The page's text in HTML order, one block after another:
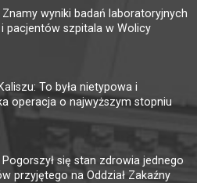
Znamy wyniki badań laboratoryjnych
pacjentów szpitala w Wolicy
To była nietypowa i
operacja o najwyższym stopniu
Pogorszył się stan zdrowia jednego
przyjętego na Oddział Zakaźny